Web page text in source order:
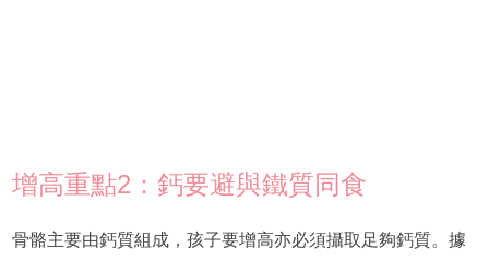
增高重點2：鈣要避與鐵質同食
骨骼主要由鈣質組成，孩子要增高亦必須攝取足夠鈣質。據